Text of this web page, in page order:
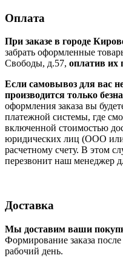
Оплата
При заказе в городе
забрать оформленные
Свободы, д.57, оплатив их
Если самовывоз для вас
производится только
оформления заказа вы
платежной системы, где
включенной стоимостью
юридических лиц (ООО
расчетному счету. В этом
перезвонит наш менеджер
Доставка
Мы доставим ваши
Формирование заказа
рабочий день.